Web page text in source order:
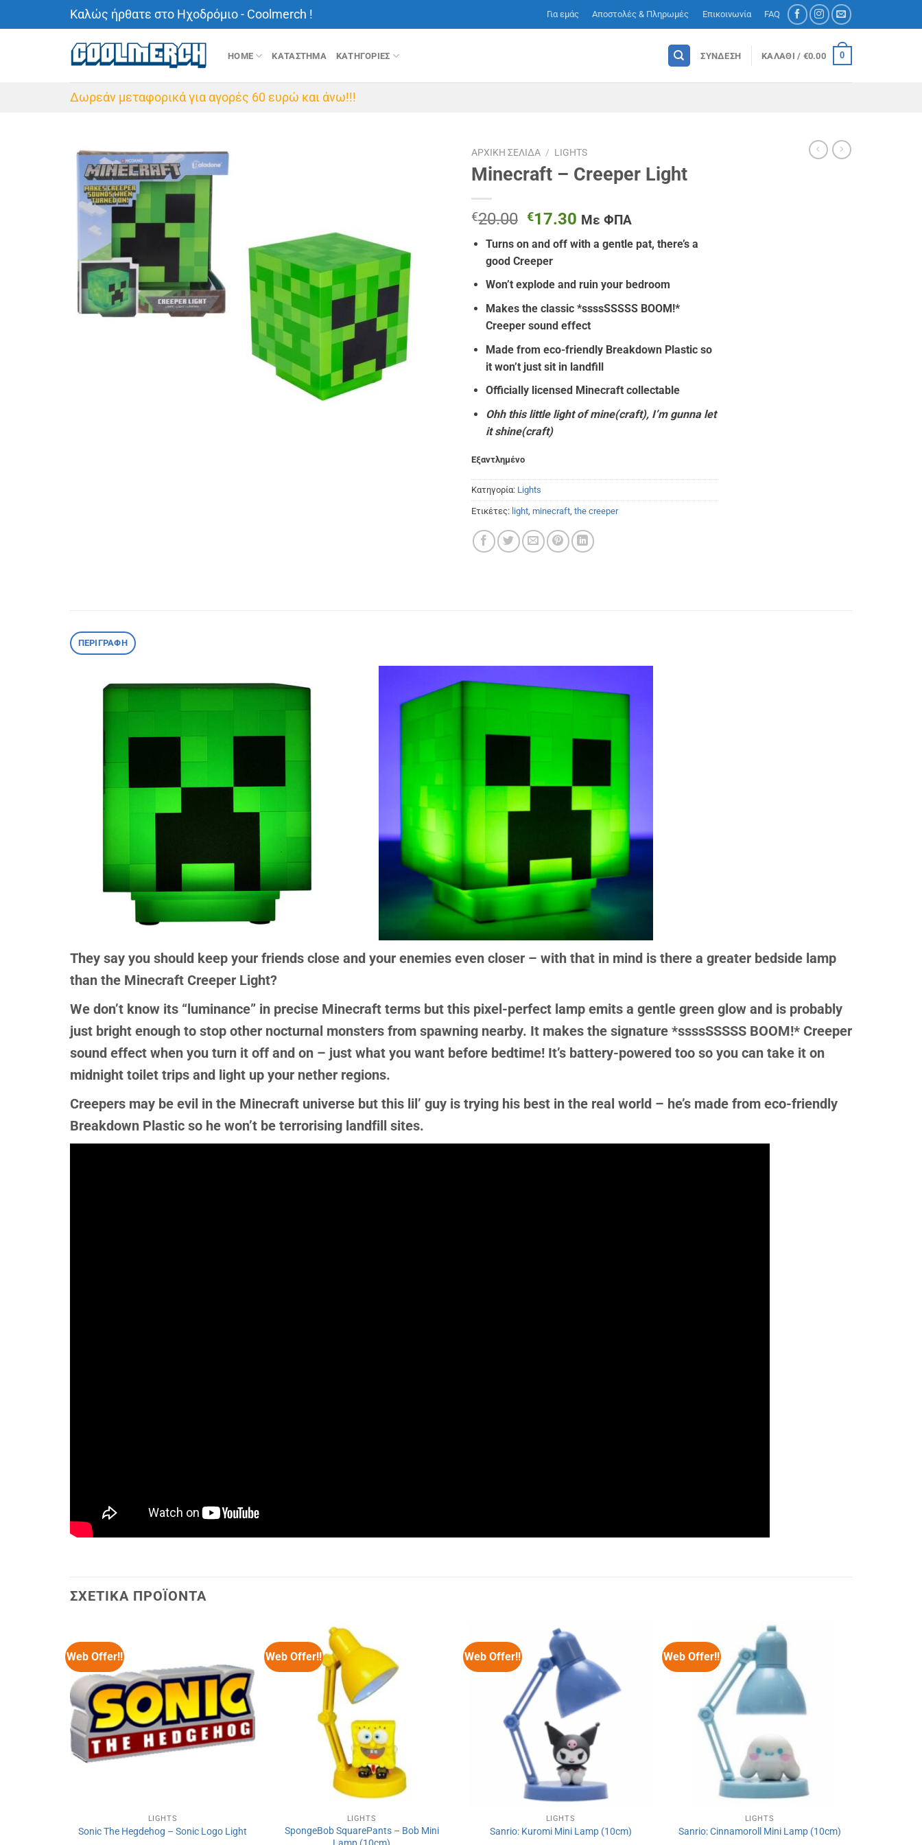
Καλώς ήρθατε στο Ηχοδρόμιο - Coolmerch ! Για εμάς Αποστολές & Πληρωμές Επικοινωνία FAQ
HOME ΚΑΤΑΣΤΗΜΑ ΚΑΤΗΓΟΡΙΕΣ ΣΎΝΔΕΣΗ ΚΑΛΆΘΙ / €0.00 0
Δωρεάν μεταφορικά για αγορές 60 ευρώ και άνω!!!
ΑΡΧΙΚΉ ΣΕΛΊΔΑ / LIGHTS
Minecraft – Creeper Light
€20.00 Original
price
was:
€20.00.
€17.30 Η
τρέχουσα
τιμή
€17.30.
Με ΦΠΑ
Turns on and off with a gentle pat, there’s a
good Creeper
Won’t explode and ruin your bedroom
Makes the classic *ssssSSSSS BOOM!*
Creeper sound effect
Made from eco-friendly Breakdown Plastic so
it won’t just sit in landfill
Officially licensed Minecraft collectable
Ohh this little light of mine(craft), I’m gunna let
it shine(craft)
Εξαντλημένο
Κατηγορία: Lights
Ετικέτες: light minecraft the creeper
ΠΕΡΙΓΡΑΦΉ
They say you should keep your friends close and your enemies even closer – with that in mind is there a greater bedside lamp
than the Minecraft Creeper Light?
We don’t know its “luminance” in precise Minecraft terms but this pixel-perfect lamp emits a gentle green glow and is probably
just bright enough to stop other nocturnal monsters from spawning nearby. It makes the signature *ssssSSSSS BOOM!* Creeper
sound effect when you turn it off and on – just what you want before bedtime! It’s battery-powered too so you can take it on
midnight toilet trips and light up your nether regions.
Creepers may be evil in the Minecraft universe but this lil’ guy is trying his best in the real world – he’s made from eco-friendly
Breakdown Plastic so he won’t be terrorising landfill sites.
ΣΧΕΤΙΚΆ ΠΡΟΪΌΝΤΑ
Web Offer!!
LIGHTS
Sonic The Hegdehog – Sonic Logo Light
Web Offer!!
LIGHTS
SpongeBob SquarePants – Bob Mini
Web Offer!!
LIGHTS
Sanrio: Kuromi Mini Lamp (10cm)
Web Offer!!
LIGHTS
Sanrio: Cinnamoroll Mini Lamp (10cm)